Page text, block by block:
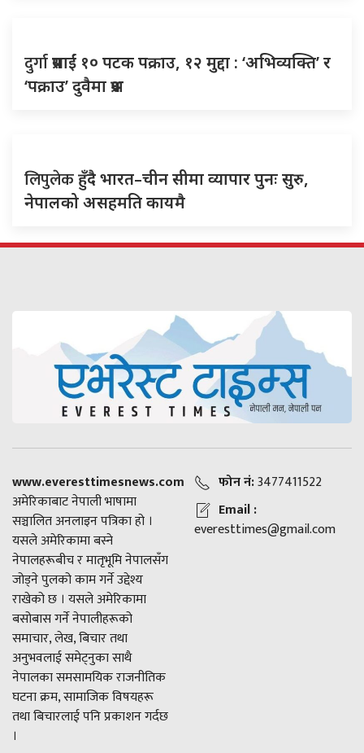
दुर्गाप्रसाईं १० पटक पक्राउ, १२ मुद्दा : ‘अभिव्यक्ति’ र
‘पक्राउ’ दुवैमा प्रश्न
लिपुलेकहुँदै भारत–चीन सीमा व्यापार पुनः सुरु,
नेपालको असहमति कायमै
www.everesttimesnews.com
अमेरिकाबाट नेपाली भाषामा
सञ्चालित अनलाइन पत्रिका हो ।
यसले अमेरिकामा बस्ने
नेपालहरूबीच र मातृभूमि नेपालसँग
जोड्ने पुलको काम गर्ने उद्देश्य
राखेको छ । यसले अमेरिकामा
बसोबास गर्ने नेपालीहरूको
समाचार, लेख, बिचार तथा
अनुभवलाई समेट्नुका साथै
नेपालका समसामयिक राजनीतिक
घटना क्रम, सामाजिक विषयहरू
तथा बिचारलाई पनि प्रकाशन गर्दछ
।
फोन नं:3477411522
Email :
everesttimes@gmail.com